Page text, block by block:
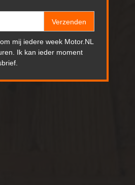
Verzenden
mij iedere week Motor.NL
Ik kan ieder moment